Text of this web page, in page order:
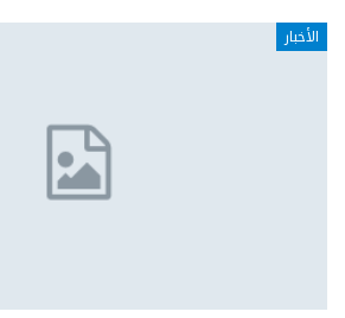
الأخبار